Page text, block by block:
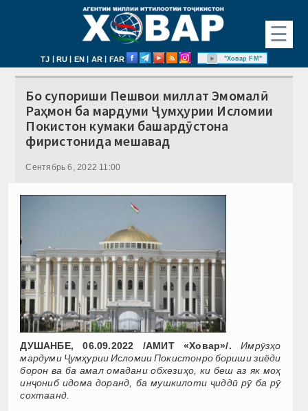
☰
TJ | RU | EN | AR | FAR "Ховар FM"
Бо супориши Пешвои миллат Эмомалӣ
Раҳмон ба мардуми Ҷумҳурии Исломии
Покистон кумаки башардӯстона
фиристонида мешавад
Сентябрь 6, 2022 11:00
ДУШАНБЕ, 06.09.2022 /АМИТ «Ховар»/.
Имрӯзҳо
мардуми Ҷумҳурии Исломии Покистонро бориши зиёди
борон ва ба амал омадани обхезиҳо, ки беш аз як моҳ
инҷониб идома доранд, ба мушкилоти ҷиддӣ рӯ ба рӯ
сохтаанд.